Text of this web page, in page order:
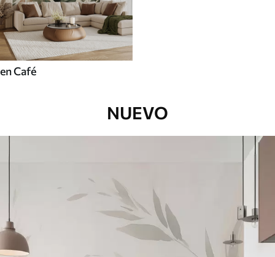
en Café
NUEVO